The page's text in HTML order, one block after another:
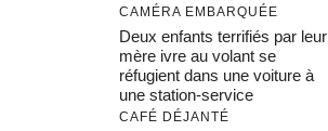
CAMÉRA EMBARQUÉE
Deux enfants terrifiés par leur
mère ivre au volant se
réfugient dans une voiture à
une station-service
CAFÉ DÉJANTÉ